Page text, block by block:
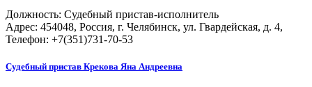
Должность: Судебный пристав-исполнитель
Адрес: 454048, Россия, г. Челябинск, ул. Гвардейская, д. 4,
Телефон: +7(351)731-70-53
Судебный пристав Крекова Яна Андреевна